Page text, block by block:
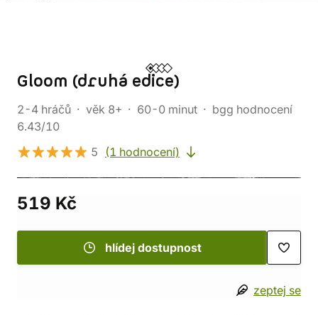
Gloom (druhá edice)
2-4 hráčů věk 8+ 60-0 minut
bgg hodnocení
6.43/10
5
(1 hodnocení)
519 Kč
hlídej dostupnost
zeptej se